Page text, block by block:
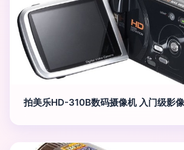
拍美乐HD-310B数码摄像机 入门级影